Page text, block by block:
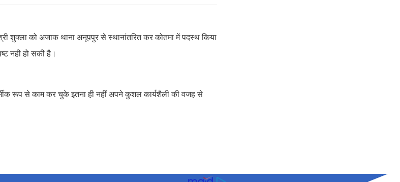
श्री शुक्ला को अजाक थाना अनूपपुर से स्थानांतरित कर कोतमा में पदस्थ किया
नही हो सकी है।
रूप से काम कर चुके इतना ही नहीं अपने कुशल कार्यशैली की वजह से